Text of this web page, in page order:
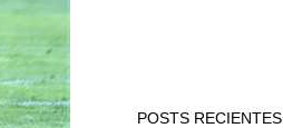
POSTS RECIENTES